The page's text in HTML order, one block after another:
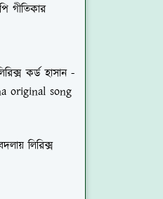
গীতিকার
কর্ড হাসান -
original song
লিরিক্স